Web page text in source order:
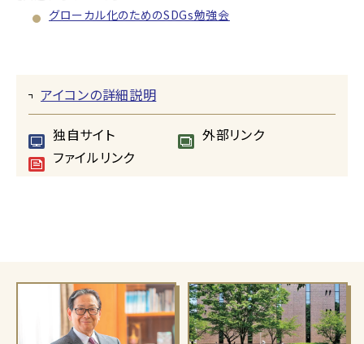
グローカル化のためのSDGs勉強会
アイコンの詳細説明
独自サイト
外部リンク
ファイルリンク